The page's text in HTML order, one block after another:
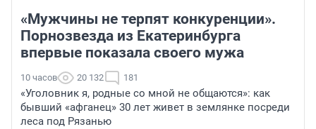
«Мужчины не терпят конкуренции».
Порнозвезда из Екатеринбурга
впервые показала своего мужа
10 часов 20 132 181
«Уголовник я, родные со мной не общаются»: как
бывший «афганец» 30 лет живет в землянке посреди
леса под Рязанью